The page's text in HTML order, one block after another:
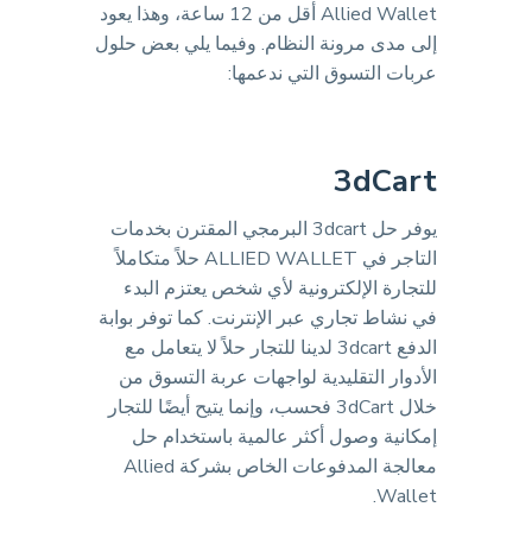
Allied Wallet أقل من 12 ساعة، وهذا يعود
إلى مدى مرونة النظام. وفيما يلي بعض حلول
عربات التسوق التي ندعمها:
3dCart
يوفر حل 3dcart البرمجي المقترن بخدمات
التاجر في ALLIED WALLET حلاً متكاملاً
للتجارة الإلكترونية لأي شخص يعتزم البدء
في نشاط تجاري عبر الإنترنت. كما توفر بوابة
الدفع 3dcart لدينا للتجار حلاً لا يتعامل مع
الأدوار التقليدية لواجهات عربة التسوق من
خلال 3dCart فحسب، وإنما يتيح أيضًا للتجار
إمكانية وصول أكثر عالمية باستخدام حل
معالجة المدفوعات الخاص بشركة Allied
Wallet.